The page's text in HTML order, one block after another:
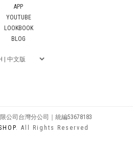
APP
YOUTUBE
LOOKBOOK
BLOG
公司台灣分公司｜統編53678183
. All Rights Reserved